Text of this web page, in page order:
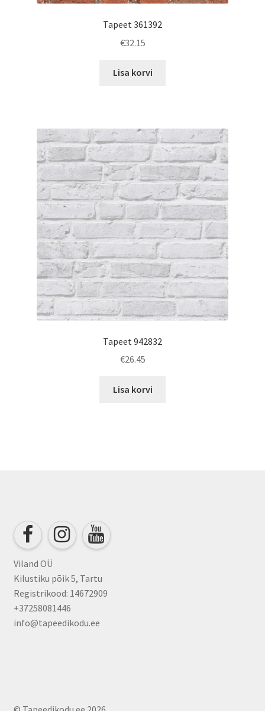
Tapeet 361392
€32.15
Lisa korvi
Tapeet 942832
€26.45
Lisa korvi
Viland OÜ
Kilustiku põik 5, Tartu
Registrikood: 14672909
+37258081446
info@tapeedikodu.ee